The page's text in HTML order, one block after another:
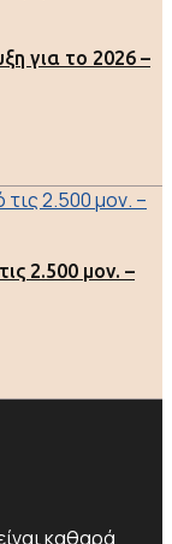
για το 2026 –
2.500 μον. –
καθαρά